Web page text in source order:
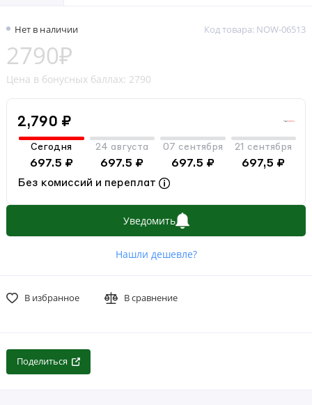
Нет в наличии Код товара: NOW-06513
2790₽
Цена в бонусных баллах: 2790
2,790 ₽
Сегодня
697.5 ₽
24 августа
697.5 ₽
07 сентября
697.5 ₽
21 сентября
697,5 ₽
Без комиссий и переплат
Уведомить
Нашли дешевле?
В избранное В сравнение
Поделиться